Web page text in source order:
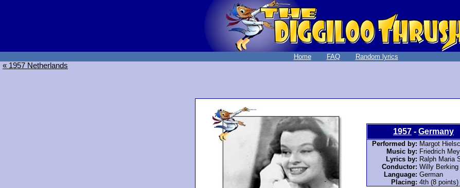
Home FAQ Random lyrics
« 1957 Netherlands
1957 - Germany
Performed by: Margot
Music by: Friedrich
Lyrics by: Ralph Maria
Conductor: Willy Berking
Language: German
Placing: 4th (8 points)